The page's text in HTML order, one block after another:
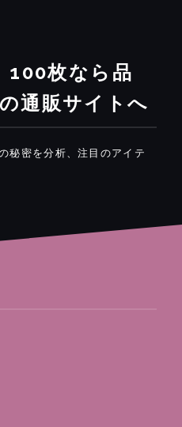
100枚なら品
通販サイトへ
秘密を分析、注目のアイテ